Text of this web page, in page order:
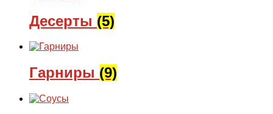
Десерты (5)
Гарниры (9)